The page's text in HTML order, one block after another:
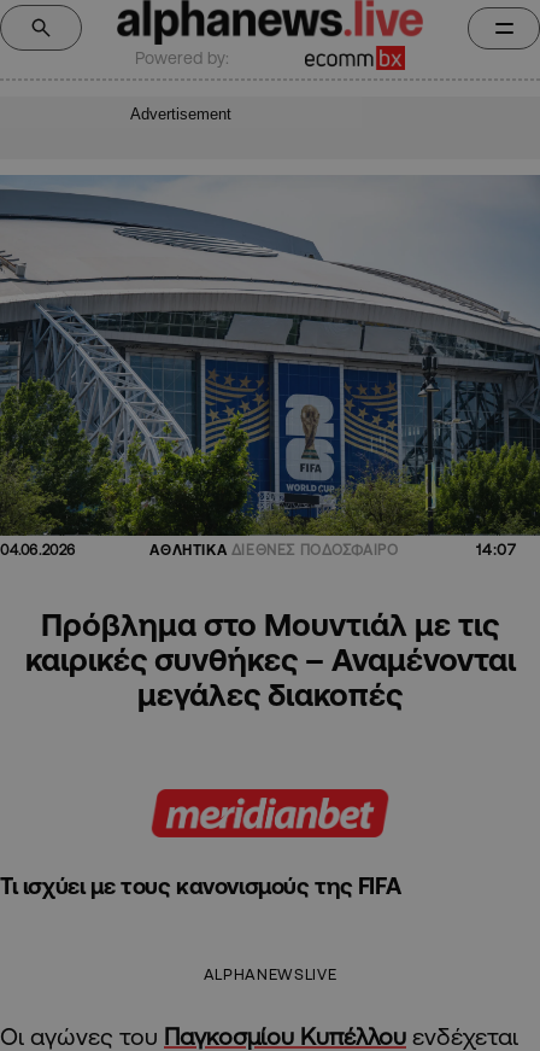
Powered by:
Advertisement
04.06.2026 ΑΘΛΗΤΙΚΑ ΔΙΕΘΝΕΣ ΠΟΔΟΣΦΑΙΡΟ 14:07
Πρόβλημα στο Μουντιάλ με τις
καιρικές συνθήκες – Αναμένονται
μεγάλες διακοπές
Τι ισχύει με τους κανονισμούς της FIFA
ALPHANEWSLIVE
Οι αγώνες του Παγκοσμίου Κυπέλλου ενδέχεται